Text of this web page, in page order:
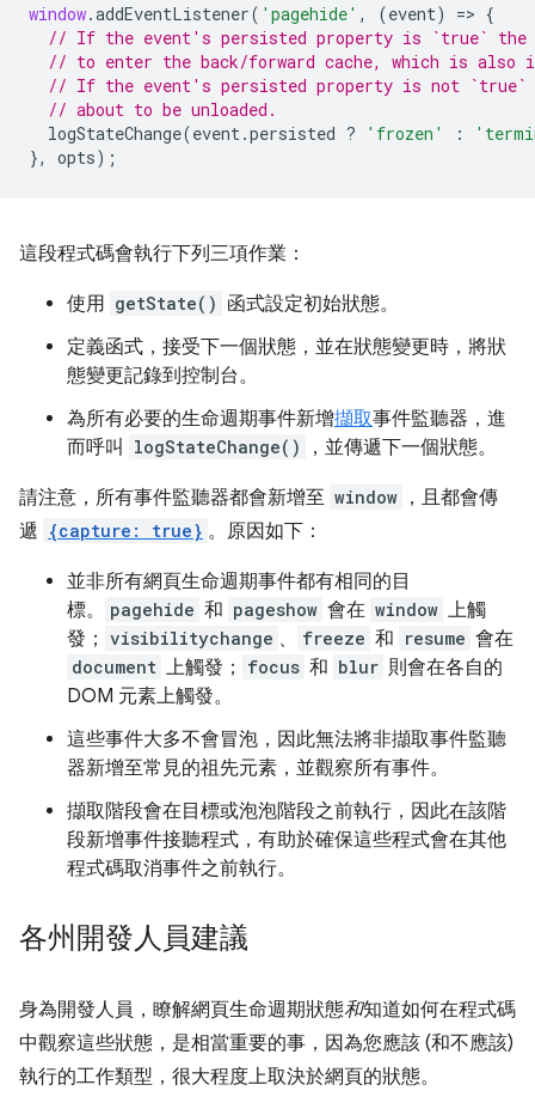
window.addEventListener( 'pagehide' , (event) => {
// If the event's persisted property is `true` the
// to enter the back/forward cache, which is also
// If the event's persisted property is not `true`
// about to be unloaded.
logStateChange(event .persisted ? 'frozen' :
},
opts);
這段程式碼會執行下列三項作業：
使用 getState() 函式設定初始狀態。
定義函式，接受下一個狀態，並在狀態變更時，將狀
態變更記錄到控制台。
為所有必要的生命週期事件新增擷取事件監聽器，進
而呼叫
logStateChange() ，並傳遞下一個狀態。
請注意，所有事件監聽器都會新增至 window ，且都會傳
遞 {capture: true} 。原因如下：
並非所有網頁生命週期事件都有相同的目
標。
pagehide 和 pageshow 會在 window 上觸
發； visibilitychange 、 freeze 和 resume 會在
document 上觸發； focus 和 blur 則會在各自的
DOM 元素上觸發。
這些事件大多不會冒泡，因此無法將非擷取事件監聽
器新增至常見的祖先元素，並觀察所有事件。
擷取階段會在目標或泡泡階段之前執行，因此在該階
段新增事件接聽程式，有助於確保這些程式會在其他
程式碼取消事件之前執行。
各州開發人員建議
身為開發人員，瞭解網頁生命週期狀態和知道如何在程式碼
中觀察這些狀態，是相當重要的事，因為您應該 (和不應該)
執行的工作類型，很大程度上取決於網頁的狀態。